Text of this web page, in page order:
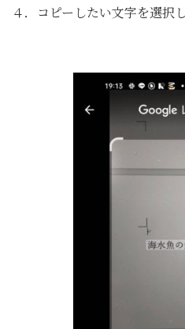
４．コピーしたい文字を選択し